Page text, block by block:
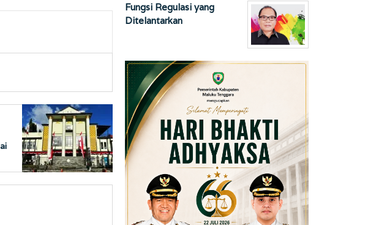
Fungsi Regulasi yang
Ditelantarkan